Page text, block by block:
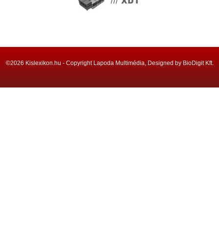
©2026 Kislexikon.hu - Copyright Lapoda Multimédia, Designed by BioDigit Kft.